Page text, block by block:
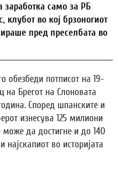
само за РБ
клубот во кој брзоногиот
пред преселбата во
обезбеди потписот на 19-
на Брегот на Слоновата
Според шпанските и
изнесува 125 милиони
може да достигне и до 140
во историјата